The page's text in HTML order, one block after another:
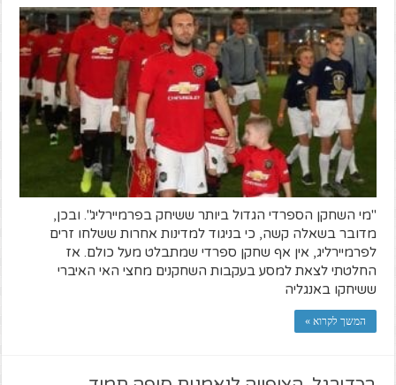
"מי השחקן הספרדי הגדול ביותר ששיחק בפרמיירליג". ובכן,
מדובר בשאלה קשה, כי בניגוד למדינות אחרות ששלחו זרים
לפרמיירליג, אין אף שחקן ספרדי שמתבלט מעל כולם. אז
החלטתי לצאת למסע בעקבות השחקנים מחצי האי האיברי
ששיחקו באנגליה
המשך לקרוא »